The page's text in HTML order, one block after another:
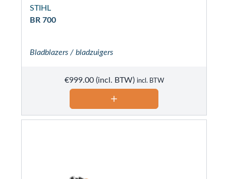
STIHL
BR 700
Bladblazers / bladzuigers
€999.00 incl. BTW